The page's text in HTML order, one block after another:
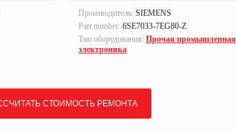
Производитель: SIEMENS
Part number: 6SE7033-7EG80-Z
Тип оборудования: Прочая промышленная
электроника
СТОИМОСТЬ РЕМОНТА